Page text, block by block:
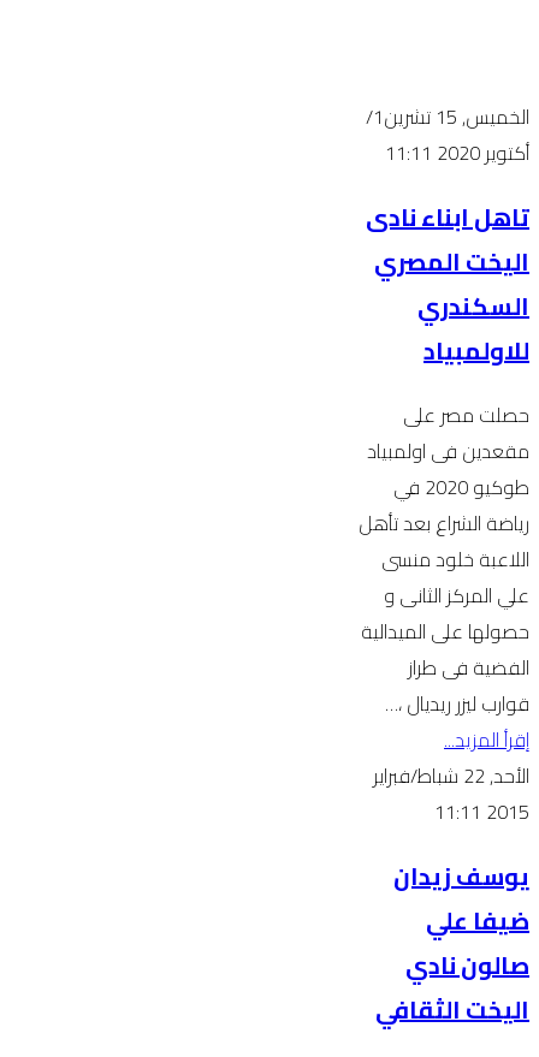
الخميس, 15 تشرين1/
أكتوير 2020 11:11
تاهل ابناء نادى
اليخت المصري
السكندري
للاولمبياد
حصلت مصر على
مقعدين فى اولمبياد
طوكيو 2020 في
رياضة الشراع بعد تأهل
اللاعبة خلود منسى
علي المركز الثانى و
حصولها على الميدالية
الفضية فى طراز
قوارب ليزر ريديال ،…
إقرأ المزيد...
الأحد, 22 شباط/فبراير
2015 11:11
يوسف زيدان
ضيفا علي
صالون نادي
اليخت الثقافي